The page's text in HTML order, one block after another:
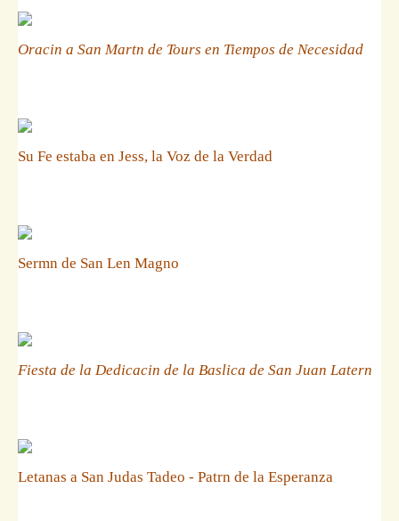
Oracin a San Martn de Tours en Tiempos de Necesidad
Su Fe estaba en Jess, la Voz de la Verdad
Sermn de San Len Magno
Fiesta de la Dedicacin de la Baslica de San Juan Latern
Letanas a San Judas Tadeo - Patrn de la Esperanza